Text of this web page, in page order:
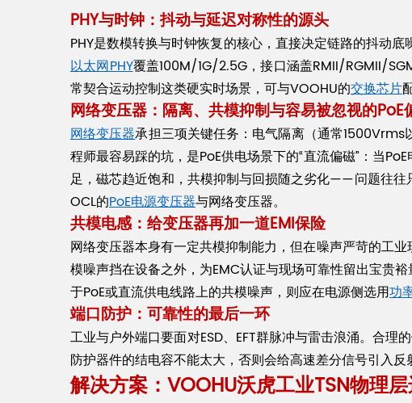
PHY与时钟：抖动与延迟对称性的源头
PHY是数模转换与时钟恢复的核心，直接决定链路的抖动
以太网PHY覆盖100M/1G/2.5G，接口涵盖RMII/RGMII/
常契合运动控制这类硬实时场景，可与VOOHU的交换芯片
网络变压器：隔离、共模抑制与容易被忽视的PoE
网络变压器承担三项关键任务：电气隔离（通常
程师最容易踩的坑，是PoE供电场景下的“直流偏磁”：当
足，磁芯趋近饱和，共模抑制与回损随之劣化——问题往往
OCL的PoE电源变压器与网络变压器。
共模电感：给变压器再加一道EMI保险
网络变压器本身有一定共模抑制能力，但在噪声严苛的工
模噪声挡在设备之外，为EMC认证与现场可靠性留出宝贵
于PoE或直流供电线路上的共模噪声，则应在电源侧选用功
端口防护：可靠性的最后一环
工业与户外端口要面对ESD、EFT群脉冲与雷击浪涌。合理
防护器件的结电容不能太大，否则会给高速差分信号引入
解决方案：VOOHU沃虎工业TSN物理